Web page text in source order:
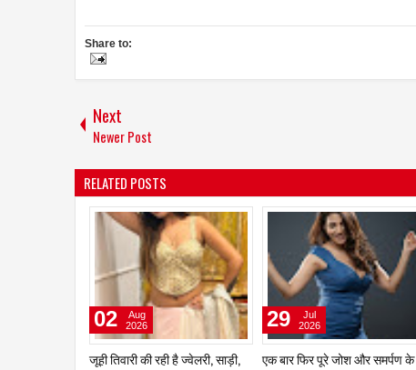
Share to:
Next
Newer Post
RELATED POSTS
मानद डॉक्टरेट और 'अशोका अवॉर्ड' से
04
Aug
2026
ज़ारा पटेल को पसंद है श्रीदेवी की
03
Aug
2026